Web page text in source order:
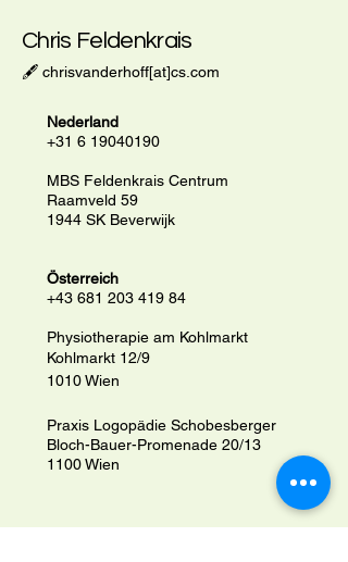
Chris Feldenkrais
🖋 chrisvanderhoff[at]cs.com
Nederland
+31 6 19040190
MBS Feldenkrais Centrum
Raamveld 59
1944 SK Beverwijk
Österreich
+43 681 203 419 84
Physiotherapie am Kohlmarkt
Kohlmarkt 12/9
1010 Wien
Praxis Logopädie Schobesberger
Bloch-Bauer-Promenade 20/13
1100 Wien